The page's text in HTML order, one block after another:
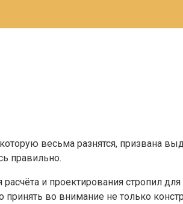
весьма разнятся, призвана
правильно.
и проектирования стропил
во внимание не только